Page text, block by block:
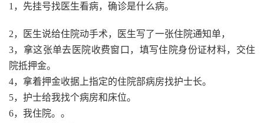
1，先挂号找医生看病，确诊是什么病。
2，医生说给住院动手术，医生写了一张住院通知单，
3，拿这张单去医院收费窗口，填写住院身份证材料，交住
院抵押金。
4，拿着押金收据上指定的住院部病房找护士长。
5，护士给我找个病房和床位。
6，我住院。。